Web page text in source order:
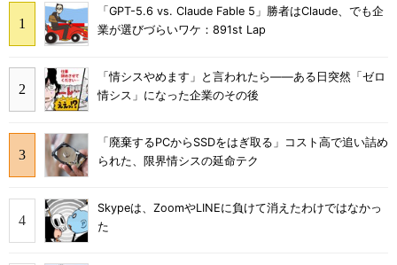
「GPT-5.6 vs. Claude Fable 5」勝者はClaude、でも企
業が選びづらいワケ：891st Lap
「情シスやめます」と言われたら――ある日突然「ゼロ
情シス」になった企業のその後
「廃棄するPCからSSDをはぎ取る」コスト高で追い詰め
られた、限界情シスの延命テク
Skypeは、ZoomやLINEに負けて消えたわけではなかっ
た